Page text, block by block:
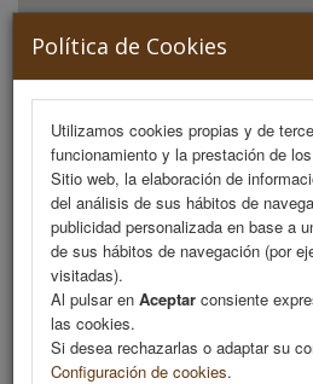
Política de Cookies
Utilizamos cookies propias y de
funcionamiento y la prestación de
Sitio web, la elaboración de
del análisis de sus hábitos de
publicidad personalizada en base a
de sus hábitos de navegación (por
visitadas).
Al pulsar en Aceptar consiente
las cookies.
Si desea rechazarlas o adaptar su
Configuración de cookies.
MENU
Programa Científico
Programa Científico (PDF)
Cronograma Programa Científico